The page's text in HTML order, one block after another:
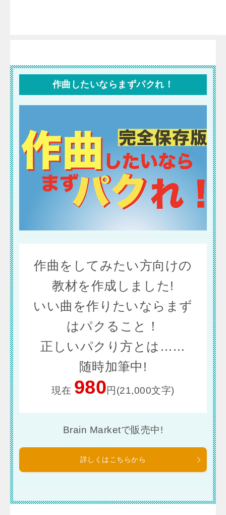
作曲したいならまずパクれ！
作曲をしてみたい方向けの
教材を作成しました!
いい曲を作りたいならまず
はパクること！
正しいパクり方とは……
随時加筆中!
現在 980円(21,000文字)
Brain Marketで販売中!
詳しくはこちらから